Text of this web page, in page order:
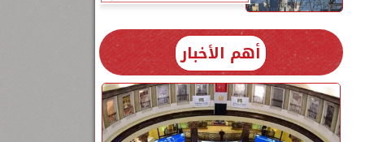
أهم الأخبار